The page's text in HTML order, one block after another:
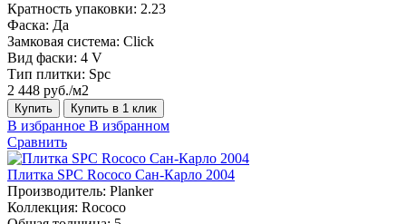
Кратность упаковки: 2.23
Фаска: Да
Замковая система: Click
Вид фаски: 4 V
Тип плитки: Spc
2 448 руб./м2
Купить Купить в 1 клик
В избранное В избранном
Сравнить
Плитка SPC Rococo Сан-Карло 2004
Производитель: Planker
Коллекция: Rococo